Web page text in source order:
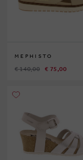
MEPHISTO
€ 140,00 € 75,00